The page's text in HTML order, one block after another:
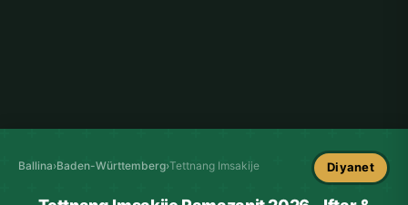
Ballina›Baden-Württemberg›Tettnang Imsakije Diyanet